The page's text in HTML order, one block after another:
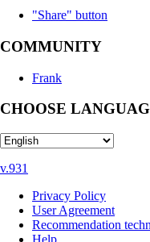
"Share" button
COMMUNITY
Frank
CHOOSE
v.931
Privacy Policy
User Agreement
Recommendation
Help